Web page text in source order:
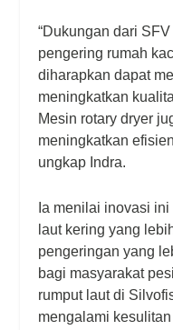
“Dukungan dari
pengering rumah
diharapkan dapat
meningkatkan
Mesin rotary dryer
meningkatkan
ungkap Indra.
Ia menilai inovasi
laut kering yang
pengeringan yang
bagi masyarakat
rumput laut di
mengalami